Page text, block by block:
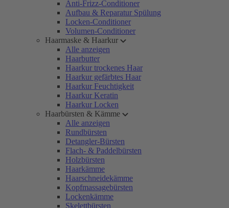
Anti-Frizz-Conditioner
Aufbau & Reparatur Spülung
Locken-Conditioner
Volumen-Conditioner
Haarmaske & Haarkur
Alle anzeigen
Haarbutter
Haarkur trockenes Haar
Haarkur gefärbtes Haar
Haarkur Feuchtigkeit
Haarkur Keratin
Haarkur Locken
Haarbürsten & Kämme
Alle anzeigen
Rundbürsten
Detangler-Bürsten
Flach- & Paddelbürsten
Holzbürsten
Haarkämme
Haarschneidekämme
Kopfmassagebürsten
Lockenkämme
Skelettbürsten